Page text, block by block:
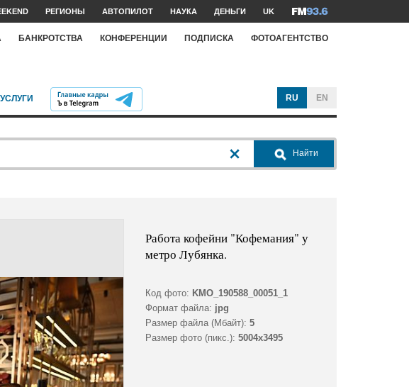
РЕГИОНЫ АВТОПИЛОТ НАУКА ДЕНЬГИ UK
БАНКРОТСТВА КОНФЕРЕНЦИИ ПОДПИСКА ФОТОАГЕНТСТВО
УСЛУГИ RU EN
Найти
Работа кофейни "Кофемания" у
метро Лубянка.
Код фото: KMO_190588_00051_1
Формат файла: jpg
Размер файла (Мбайт): 5
Размер фото (пикс.): 5004x3495